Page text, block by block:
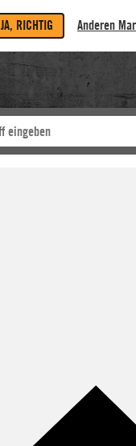
JA, RICHTIG Anderen